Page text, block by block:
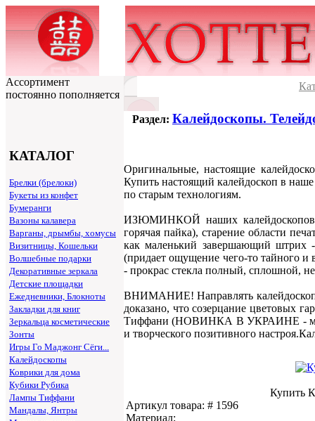
Ассортимент
постоянно пополняется
КАТАЛОГ
Брелки (брелоки)
Букеты из конфет
Бумеранги
Вазоны калавера
Варганы, дрымбы, хомусы
Визитницы, Кошельки
Волшебные подарки
Декоративные зеркала
Детские площадки
Ежедневники, Блокноты
Закладки для книг
Зеркальца косметические
Зонты
Игры Го Маджонг Сёги...
Калейдоскопы
Коврики для дома
Кубики Рубика
Лампы Тиффани
Мандалы, Янтры
Раздел: Калейдоскопы.
Оригинальные, настоящие
Купить настоящий калейдоскоп в наше
по старым технологиям.
ИЗЮМИНКОЙ наших калейдоскопов
горячая пайка), старение области
как маленький завершающий штрих
(придает ощущение чего-то тайного и
- прокрас стекла полный, сплошной,
ВНИМАНИЕ! Направлять калейдоскоп
доказано, что созерцание цветовых
Тиффани (НОВИНКА В УКРАИНЕ -
и творческого позитивного
Купить
Артикул товара: # 1596
Материал: